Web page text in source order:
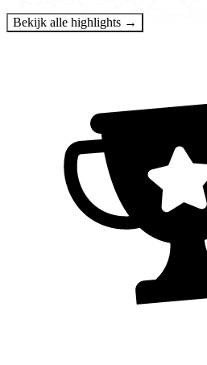
Bekijk alle highlights →